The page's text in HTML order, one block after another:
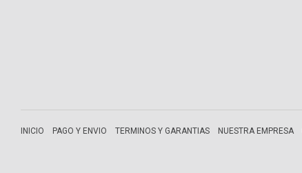
INICIO PAGO Y ENVIO TERMINOS Y GARANTIAS NUESTRA EMPRESA